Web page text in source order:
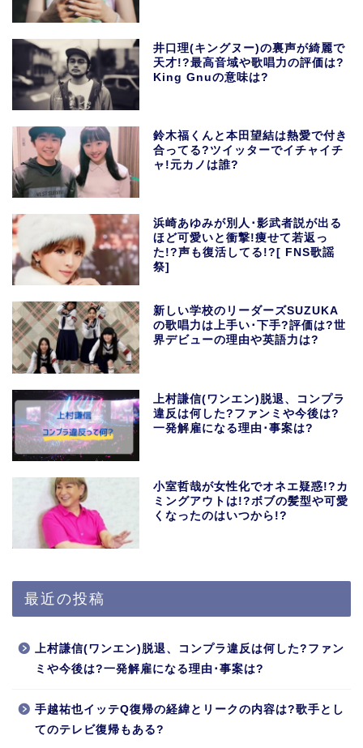
井口理(キングヌー)の裏声が綺麗で
天才!?最高音域や歌唱力の評価は?
King Gnuの意味は?
鈴木福くんと本田望結は熱愛で付き
合ってる?ツイッターでイチャイチ
ャ!元カノは誰?
浜崎あゆみが別人･影武者説が出る
ほど可愛いと衝撃!痩せて若返っ
た!?声も復活してる!?[ FNS歌謡
祭]
新しい学校のリーダーズSUZUKA
の歌唱力は上手い･下手?評価は?世
界デビューの理由や英語力は?
上村謙信(ワンエン)脱退、コンプラ
違反は何した?ファンミや今後は?
一発解雇になる理由･事案は?
小室哲哉が女性化でオネエ疑惑!?カ
ミングアウトは!?ボブの髪型や可愛
くなったのはいつから!?
最近の投稿
上村謙信(ワンエン)脱退、コンプラ違反は何した?ファン
ミや今後は?一発解雇になる理由･事案は?
手越祐也イッテQ復帰の経緯とリークの内容は?歌手とし
てのテレビ復帰もある?